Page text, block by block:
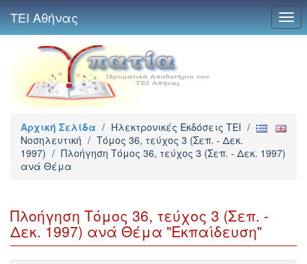
ΤΕΙ Αθήνας
Αρχική Σελίδα / Ηλεκτρονικές Εκδόσεις TEI /
Νοσηλευτική / Τόμος 36, τεύχος 3 (Σεπ. - Δεκ.
1997) / Πλοήγηση Τόμος 36, τεύχος 3 (Σεπ. - Δεκ. 1997)
ανά Θέμα
Πλοήγηση Τόμος 36, τεύχος 3 (Σεπ. -
Δεκ. 1997) ανά Θέμα "Εκπαίδευση"